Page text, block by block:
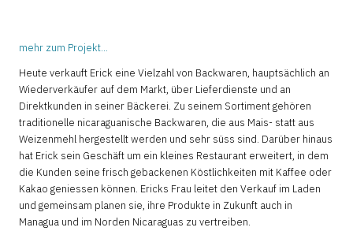
mehr zum Projekt...
Heute verkauft Erick eine Vielzahl von Backwaren, hauptsächlich an
Wiederverkäufer auf dem Markt, über Lieferdienste und an
Direktkunden in seiner Bäckerei. Zu seinem Sortiment gehören
traditionelle nicaraguanische Backwaren, die aus Mais- statt aus
Weizenmehl hergestellt werden und sehr süss sind. Darüber hinaus
hat Erick sein Geschäft um ein kleines Restaurant erweitert, in dem
die Kunden seine frisch gebackenen Köstlichkeiten mit Kaffee oder
Kakao geniessen können. Ericks Frau leitet den Verkauf im Laden
und gemeinsam planen sie, ihre Produkte in Zukunft auch in
Managua und im Norden Nicaraguas zu vertreiben.